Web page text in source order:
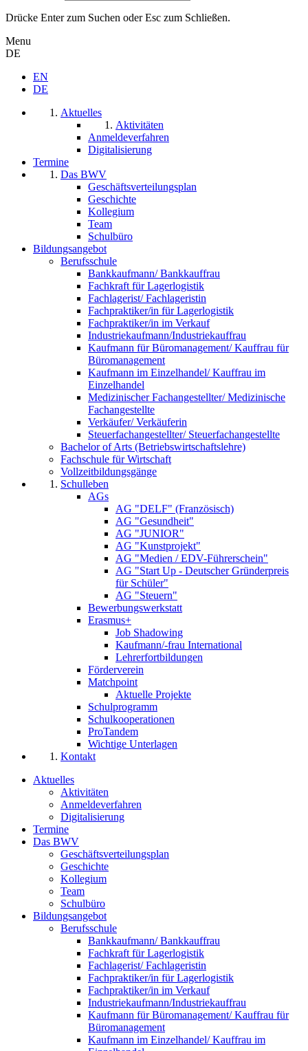
Drücke Enter zum Suchen oder Esc zum Schließen.
Menu
DE
EN
DE
Aktuelles
Aktivitäten
Anmeldeverfahren
Digitalisierung
Termine
Das BWV
Geschäftsverteilungsplan
Geschichte
Kollegium
Team
Schulbüro
Bildungsangebot
Berufsschule
Bankkaufmann/ Bankkauffrau
Fachkraft für Lagerlogistik
Fachlagerist/ Fachlageristin
Fachpraktiker/in für Lagerlogistik
Fachpraktiker/in im Verkauf
Industriekaufmann/Industriekauffrau
Kaufmann für Büromanagement/ Kauffrau für
Büromanagement
Kaufmann im Einzelhandel/ Kauffrau im
Einzelhandel
Medizinischer Fachangestellter/ Medizinische
Fachangestellte
Verkäufer/ Verkäuferin
Steuerfachangestellter/ Steuerfachangestellte
Bachelor of Arts (Betriebswirtschaftslehre)
Fachschule für Wirtschaft
Vollzeitbildungsgänge
Schulleben
AGs
AG "DELF" (Französisch)
AG "Gesundheit"
AG "JUNIOR"
AG "Kunstprojekt"
AG "Medien / EDV-Führerschein"
AG "Start Up - Deutscher Gründerpreis
für Schüler"
AG "Steuern"
Bewerbungswerkstatt
Erasmus+
Job Shadowing
Kaufmann/-frau International
Lehrerfortbildungen
Förderverein
Matchpoint
Aktuelle Projekte
Schulprogramm
Schulkooperationen
ProTandem
Wichtige Unterlagen
Kontakt
Aktuelles
Aktivitäten
Anmeldeverfahren
Digitalisierung
Termine
Das BWV
Geschäftsverteilungsplan
Geschichte
Kollegium
Team
Schulbüro
Bildungsangebot
Berufsschule
Bankkaufmann/ Bankkauffrau
Fachkraft für Lagerlogistik
Fachlagerist/ Fachlageristin
Fachpraktiker/in für Lagerlogistik
Fachpraktiker/in im Verkauf
Industriekaufmann/Industriekauffrau
Kaufmann für Büromanagement/ Kauffrau für
Büromanagement
Kaufmann im Einzelhandel/ Kauffrau im